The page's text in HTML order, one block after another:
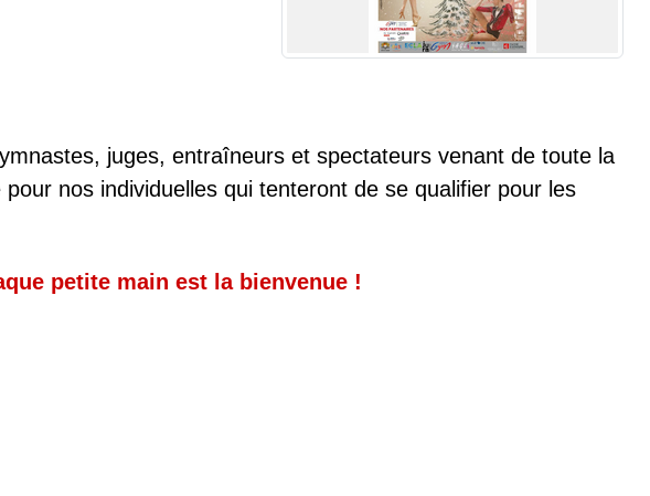
juges, entraîneurs et spectateurs venant de toute la
nos individuelles qui tenteront de se qualifier pour les
petite main est la bienvenue !